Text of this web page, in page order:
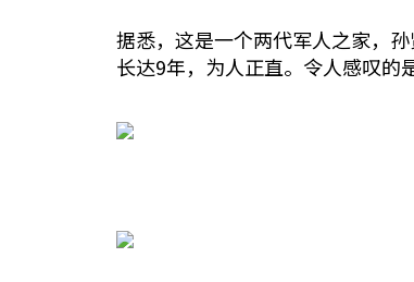
据悉，这是一个两代军人之家，
长达9年，为人正直。令人感叹的